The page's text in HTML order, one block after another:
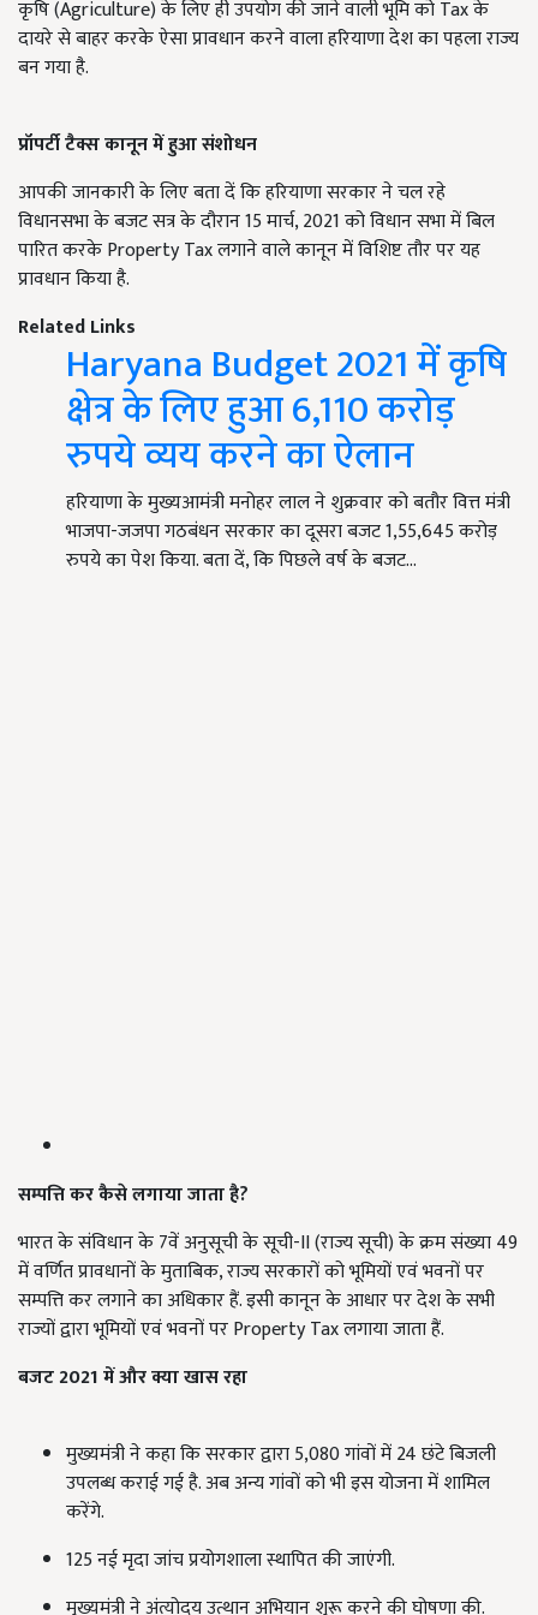
कृषि (Agriculture) के लिए ही उपयोग की जाने वाली भूमि को Tax के
दायरे से बाहर करके ऐसा प्रावधान करने वाला हरियाणा देश का पहला राज्य
बन गया है.
प्रॉपर्टी टैक्स कानून में हुआ संशोधन
आपकी जानकारी के लिए बता दें कि हरियाणा सरकार ने चल रहे
विधानसभा के बजट सत्र के दौरान 15 मार्च, 2021 को विधान सभा में बिल
पारित करके Property Tax लगाने वाले कानून में विशिष्ट तौर पर यह
प्रावधान किया है.
Related Links
Haryana Budget 2021 में कृषि
क्षेत्र के लिए हुआ 6,110 करोड़
रुपये व्यय करने का ऐलान
हरियाणा के मुख्यआमंत्री मनोहर लाल ने शुक्रवार को बतौर वित्त मंत्री
भाजपा-जजपा गठबंधन सरकार का दूसरा बजट 1,55,645 करोड़
रुपये का पेश किया. बता दें, कि पिछले वर्ष के बजट…
सम्पत्ति कर कैसे लगाया जाता है?
भारत के संविधान के 7वें अनुसूची के सूची-II (राज्य सूची) के क्रम संख्या 49
में वर्णित प्रावधानों के मुताबिक, राज्य सरकारों को भूमियों एवं भवनों पर
सम्पत्ति कर लगाने का अधिकार हैं. इसी कानून के आधार पर देश के सभी
राज्यों द्वारा भूमियों एवं भवनों पर Property Tax लगाया जाता हैं.
बजट 2021 मेंऔरक्या खास रहा
मुख्यमंत्री ने कहा कि सरकार द्वारा 5,080 गांवों में 24 छंटे बिजली
उपलब्ध कराई गई है. अब अन्य गांवों को भी इस योजना में शामिल
करेंगे.
125 नई मृदा जांच प्रयोगशाला स्थापित की जाएंगी.